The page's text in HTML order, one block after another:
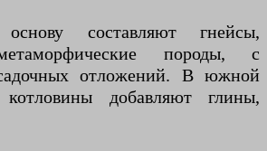
основу составляют гнейсы,
породы, с
отложений. В южной
добавляют глины,